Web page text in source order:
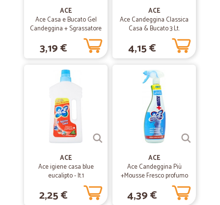
Tutto perfetto!!!
Precisione, rapidità perfetto imballaggio. Garantito!!!
21/10/2019
Ferdinando T.
Funziona alla perfezione ed è anche…
Funziona alla perfezione ed è anche veloce nelle consegna Lo
—Giamila E.
26/07/2019
Scalia F.
perfetto
ACE
Ace Casa e Bucato Gel
Candeggina + Sgrassatore
3,19 €
ACE
Ace Candeggina Classica
Casa & Bucato 3 Lt.
4,15 €
ACE
Ace igiene casa blue
eucalipto - lt.1
2,25 €
ACE
Ace Candeggina Più
+Mousse Fresco profumo
4,39 €